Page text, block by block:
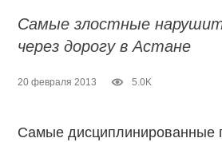
Cамые злостные
через дорогу в Астане
20 февраля 2013 5.0K
Самые дисциплинированные